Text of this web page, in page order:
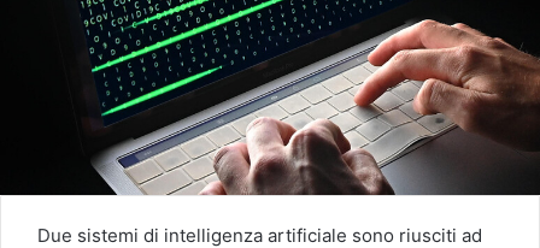
Due sistemi di intelligenza artificiale sono riusciti ad